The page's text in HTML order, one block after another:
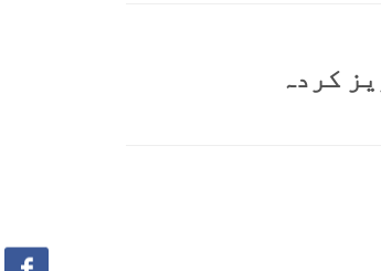
کردہ